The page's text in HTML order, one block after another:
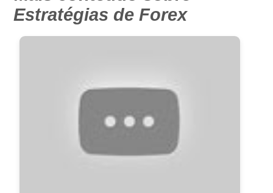
Estratégias de Forex